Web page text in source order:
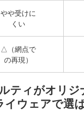
やや受けに
くい
△（網点で
の再現）
ティがオリジ
イウェアで選